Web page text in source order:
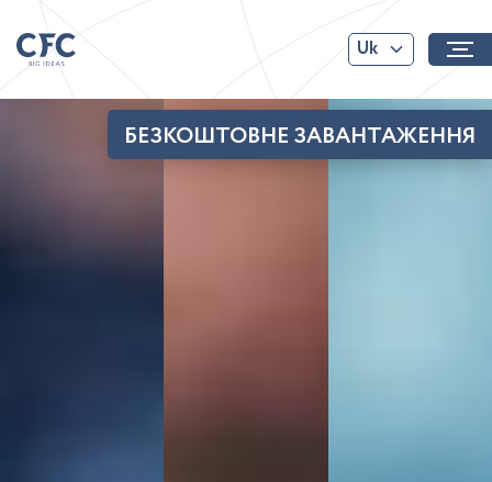
Uk
БЕЗКОШТОВНЕ ЗАВАНТАЖЕННЯ